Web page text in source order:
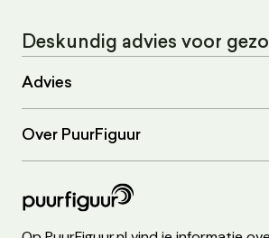
Deskundig advies voor
Advies
Over PuurFiguur